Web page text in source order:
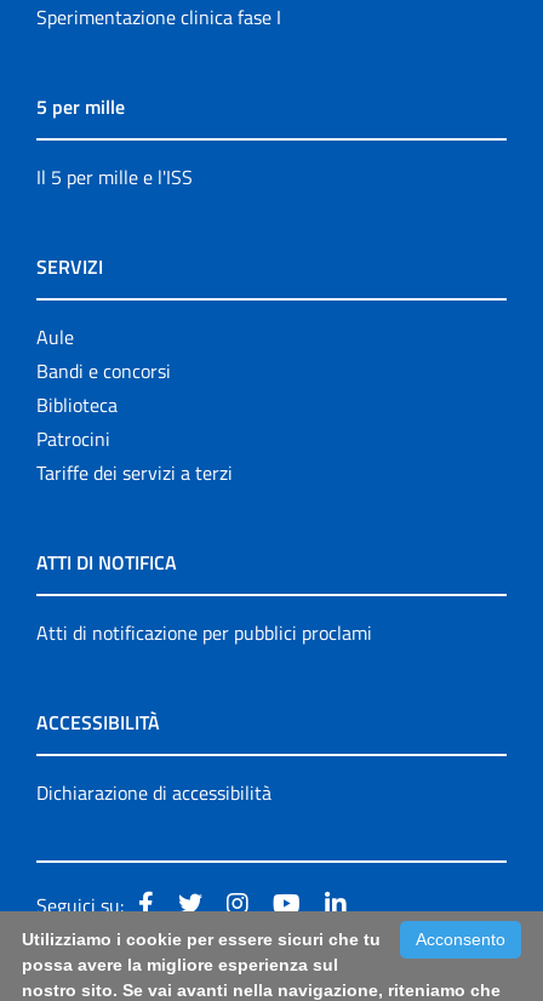
Sperimentazione clinica fase I
5 per mille
Il 5 per mille e l'ISS
SERVIZI
Aule
Bandi e concorsi
Biblioteca
Patrocini
Tariffe dei servizi a terzi
ATTI DI NOTIFICA
Atti di notificazione per pubblici proclami
ACCESSIBILITÀ
Dichiarazione di accessibilità
Seguici su:
Accessibilità: form di segnalazione di prima istanza per
Acconsento
Utilizziamo i cookie per essere sicuri che tu
possa avere la migliore esperienza sul
nostro sito. Se vai avanti nella navigazione, riteniamo che